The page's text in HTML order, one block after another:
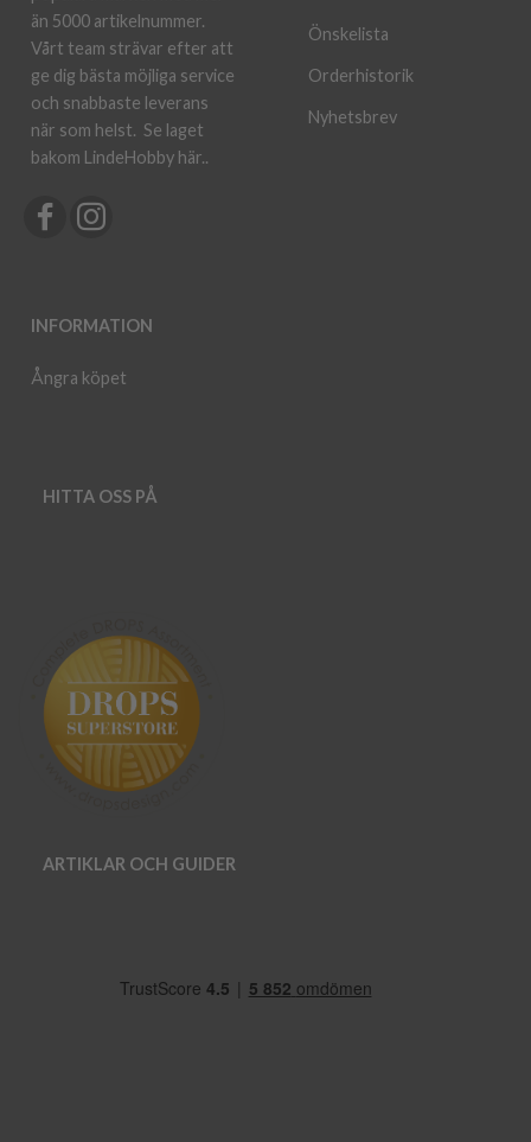
än 5000 artikelnummer.
Vårt team strävar efter att
ge dig bästa möjliga service
och snabbaste leverans
när som helst. Se laget
bakom LindeHobby här..
INFORMATION
Ångra köpet
Önskelista
Orderhistorik
Nyhetsbrev
HITTA OSS PÅ
ARTIKLAR OCH GUIDER